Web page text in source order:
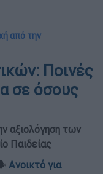
από την
Ποινές
σε όσους
αξιολόγηση των
Παιδείας
Ανοικτό για